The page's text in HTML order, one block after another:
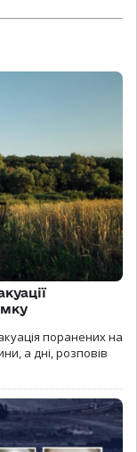
поранених на
а дні, розповів